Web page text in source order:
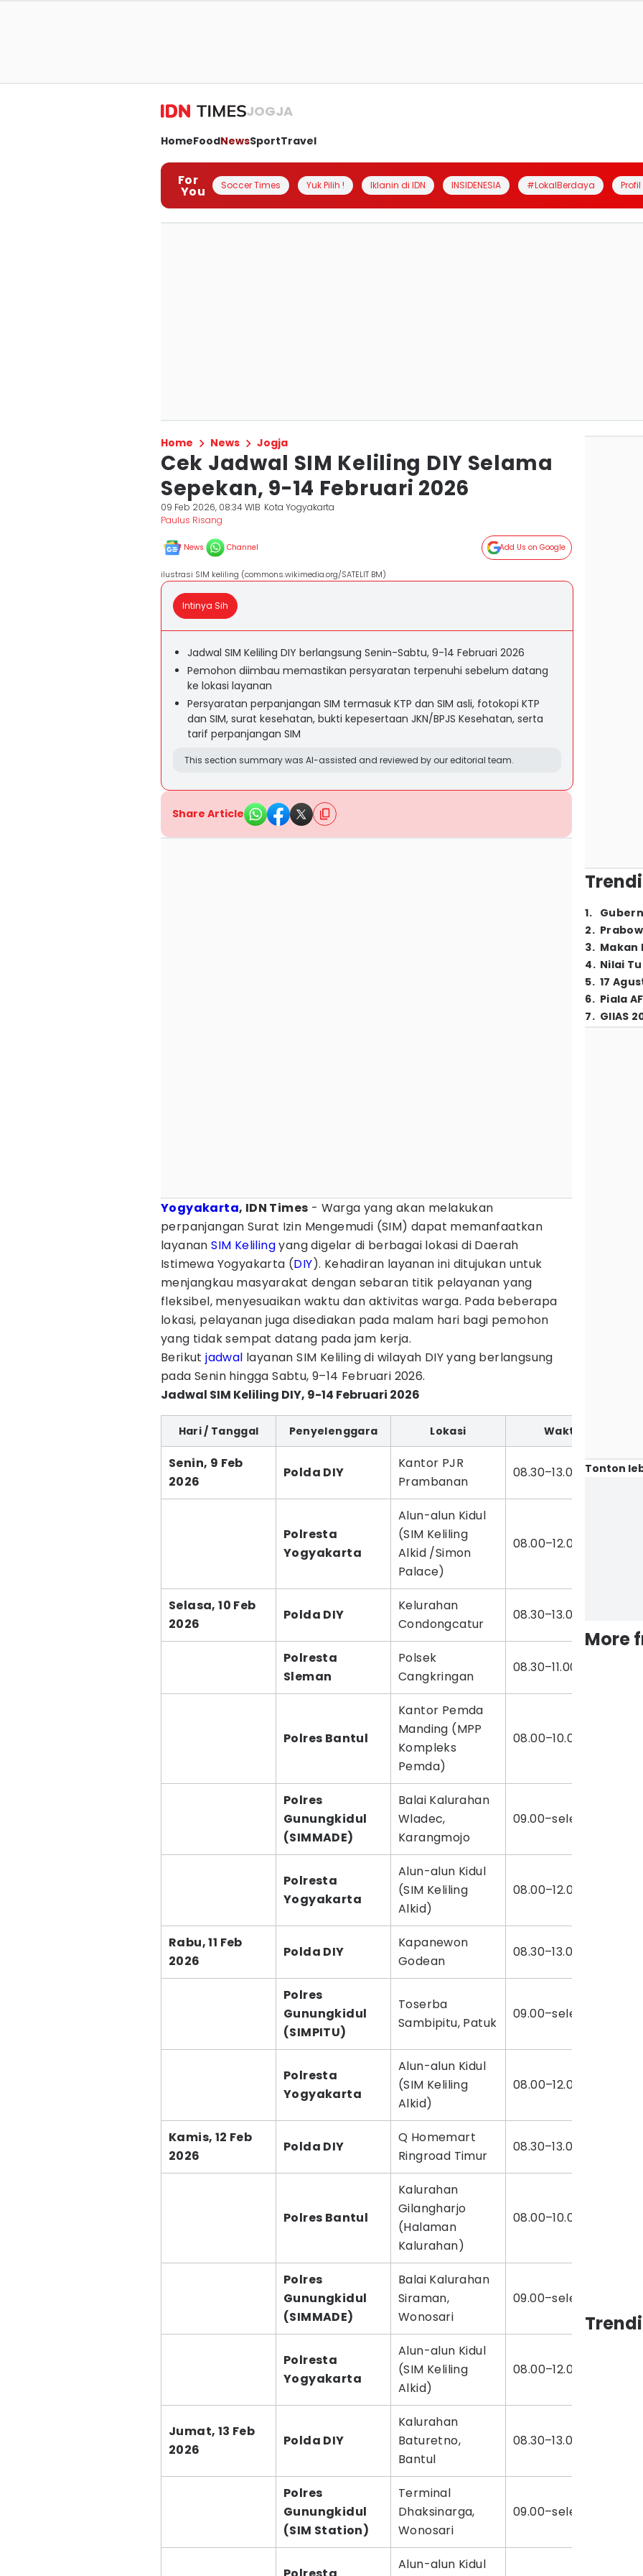
JOGJA
HomeFoodNewsSportTravel
For
You Soccer Times Yuk Pilih ! Iklanin di IDN INSIDENESIA #LokalBerdaya
Home News Jogja
Cek Jadwal SIM Keliling DIY Selama
Sepekan, 9-14 Februari 2026
09 Feb 2026, 08:34 WIB Kota Yogyakarta
Paulus Risang
News Channel Add Us on Google
ilustrasi SIM keliling (commons.wikimedia.org/SATELIT BM)
Intinya Sih
Jadwal SIM Keliling DIY berlangsung Senin-Sabtu, 9-14 Februari 2026
Pemohon diimbau memastikan persyaratan terpenuhi sebelum datang
ke lokasi layanan
Persyaratan perpanjangan SIM termasuk KTP dan SIM asli, fotokopi KTP
dan SIM, surat kesehatan, bukti kepesertaan JKN/BPJS Kesehatan, serta
tarif perpanjangan SIM
This section summary was AI-assisted and reviewed by our editorial team.
Share Article
Yogyakarta, IDN Times - Warga yang akan melakukan
perpanjangan Surat Izin Mengemudi (SIM) dapat memanfaatkan
layananSIM Kelilingyang digelar di berbagai lokasi di Daerah
Istimewa Yogyakarta (DIY). Kehadiran layanan ini ditujukan untuk
menjangkau masyarakat dengan sebaran titik pelayanan yang
fleksibel, menyesuaikan waktu dan aktivitas warga. Pada beberapa
lokasi, pelayanan juga disediakan pada malam hari bagi pemohon
yang tidak sempat datang pada jam kerja.
Berikutjadwal layanan SIM Keliling di wilayah DIY yang berlangsung
pada Senin hingga Sabtu, 9–14 Februari 2026.
Jadwal SIM Keliling DIY, 9-14 Februari 2026
Hari / Tanggal Penyelenggara Lokasi Waktu
Senin, 9 Feb
2026
Polda DIY
Kantor PJR
Prambanan
08.30–13.00 WIB
Polresta
Yogyakarta
Alun-alun Kidul
(SIM Keliling
Alkid /Simon
Palace)
08.00–12.00 WIB
Selasa, 10 Feb
2026
Polda DIY
Kelurahan
Condongcatur
08.30–13.00 WIB
Polresta
Sleman
Polsek
Cangkringan
08.30–11.00 WIB
Polres Bantul
Kantor Pemda
Manding (MPP
Kompleks
Pemda)
08.00–10.00 WIB
Polres
Gunungkidul
(SIMMADE)
Balai Kalurahan
Wladec,
Karangmojo
09.00–selesai
Polresta
Yogyakarta
Alun-alun Kidul
(SIM Keliling
Alkid)
08.00–12.00 WIB
Rabu, 11 Feb
2026
Polda DIY
Kapanewon
Godean
08.30–13.00 WIB
Polres
Gunungkidul
(SIMPITU)
Toserba
Sambipitu, Patuk
09.00–selesai
Polresta
Yogyakarta
Alun-alun Kidul
(SIM Keliling
Alkid)
08.00–12.00 WIB
Kamis, 12 Feb
2026
Polda DIY
Q Homemart
Ringroad Timur
08.30–13.00 WIB
Polres Bantul
Kalurahan
Gilangharjo
(Halaman
Kalurahan)
08.00–10.00 WIB
Polres
Gunungkidul
(SIMMADE)
Balai Kalurahan
Siraman,
Wonosari
09.00–selesai
Polresta
Yogyakarta
Alun-alun Kidul
(SIM Keliling
Alkid)
08.00–12.00 WIB
Jumat, 13 Feb
2026
Polda DIY
Kalurahan
Baturetno,
Bantul
08.30–13.00 WIB
Polres
Gunungkidul
(SIM Station)
Terminal
Dhaksinarga,
Wonosari
09.00–selesai
Alun-alun Kidul
1.
2.
3. Makan
4. Nilai
5. 17
6. Piala
7. GIIAS
Tonton
More